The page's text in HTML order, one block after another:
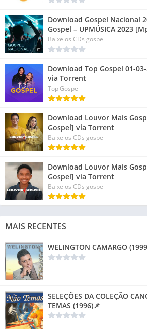
Download Gospel Nacional
Gospel – UPMÚSICA 2023
Baixe os CDs gospel
Download Top Gospel 01-
via Torrent
Top Gospel
Download Louvor Mais
Gospel] via Torrent
Baixe os CDs gospel
Download Louvor Mais
Gospel] via Torrent
Baixe os CDs gospel
MAIS RECENTES
WELINGTON CAMARGO
SELEÇÕES DA COLEÇÃO
TEMAS (1996)📌